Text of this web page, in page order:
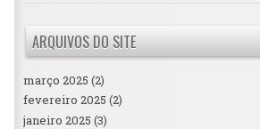
ARQUIVOS DO SITE
março 2025 (2)
fevereiro 2025 (2)
janeiro 2025 (3)